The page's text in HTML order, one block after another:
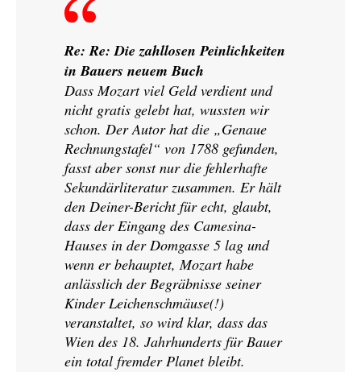
Re: Re: Die zahllosen Peinlichkeiten
in Bauers neuem Buch
Dass Mozart viel Geld verdient und
nicht gratis gelebt hat, wussten wir
schon. Der Autor hat die „Genaue
Rechnungstafel“ von 1788 gefunden,
fasst aber sonst nur die fehlerhafte
Sekundärliteratur zusammen. Er hält
den Deiner-Bericht für echt, glaubt,
dass der Eingang des Camesina-
Hauses in der Domgasse 5 lag und
wenn er behauptet, Mozart habe
anlässlich der Begräbnisse seiner
Kinder Leichenschmäuse(!)
veranstaltet, so wird klar, dass das
Wien des 18. Jahrhunderts für Bauer
ein total fremder Planet bleibt.